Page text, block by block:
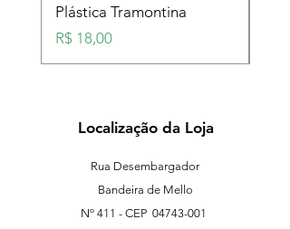
Plástica Tramontina
Preço
R$ 18,00
Localização da Loja
Rua Desembargador
Bandeira de Mello
Nº 411 - CEP 04743-001